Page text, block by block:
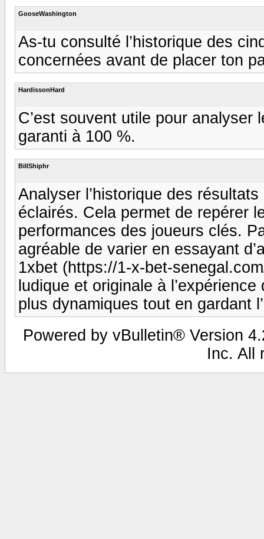
GooseWashington
As-tu consulté l’historique des
concernées avant de placer ton
HardissonHard
C’est souvent utile pour analyser
garanti à 100 %.
BillShiphr
Analyser l’historique des
éclairés. Cela permet de repérer
performances des joueurs clés.
agréable de varier en essayant
1xbet (https://1-x-bet-
ludique et originale à
plus dynamiques tout en gardant
Powered by vBulletin® Version
Inc. All